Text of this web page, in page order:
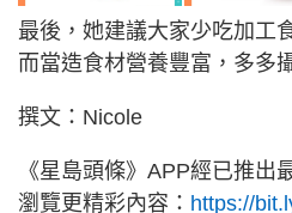
最後，她建議大家少吃加工
而當造食材營養豐富，多多
撰文：Nicole
《星島頭條》APP經已推出
瀏覽更精彩內容： https://